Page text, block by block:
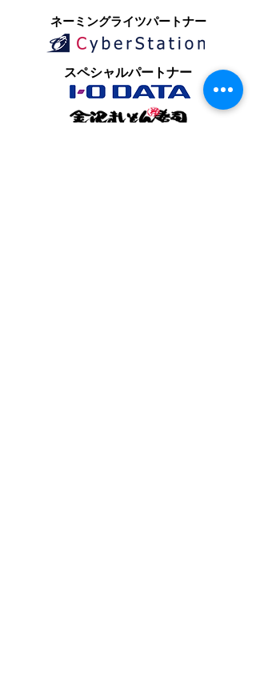
​ネーミングライツパートナー
​スペシャルパートナー